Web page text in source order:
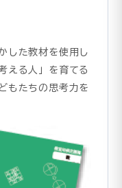
した教材を使用し
える人」を育てる
もたちの思考力を